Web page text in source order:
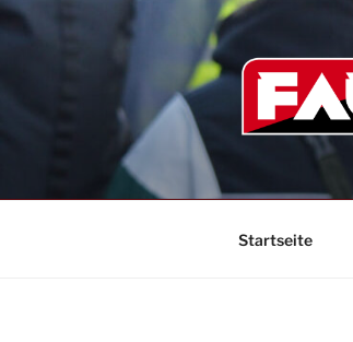
Zum
Startseite